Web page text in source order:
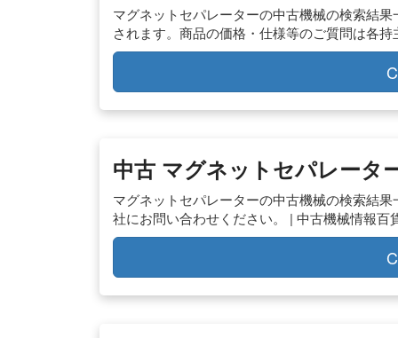
マグネットセパレーターの中古機械の検索結
されます。商品の価格・仕様等のご質問は各
中古 マグネットセパレータ
マグネットセパレーターの中古機械の検索結
社にお問い合わせください。 | 中古機械情報百